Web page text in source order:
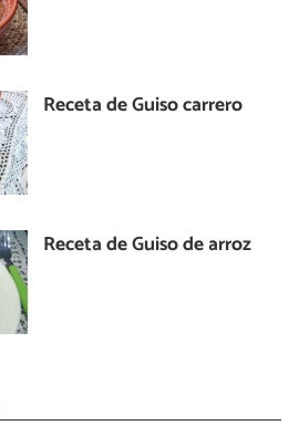
Receta de Guiso carrero
Receta de Guiso de arroz